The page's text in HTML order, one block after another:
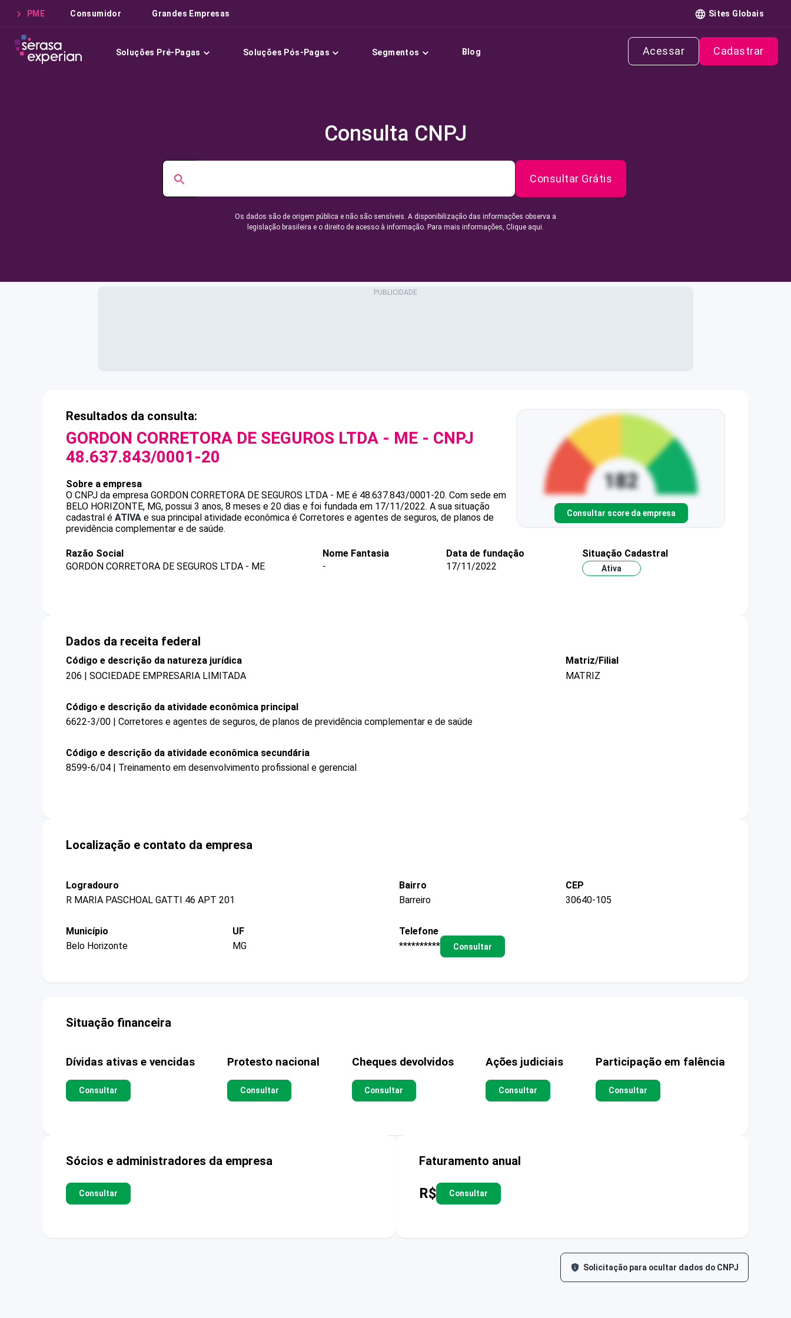
PME Consumidor Grandes Empresas Sites Globais
Soluções Pré-Pagas Soluções Pós-Pagas Segmentos Blog Acessar Cadastrar
Consulta CNPJ
Consultar Grátis
Os dados são de origem pública e não são sensíveis. A disponibilização das informações observa a
legislação brasileira e o direito de acesso à informação. Para mais informações, Clique aqui.
Resultados da consulta:
GORDON CORRETORA DE SEGUROS LTDA - ME - CNPJ
48.637.843/0001-20
Sobre a empresa
O CNPJ da empresa GORDON CORRETORA DE SEGUROS LTDA - ME é 48.637.843/0001-20. Com sede em
BELO HORIZONTE, MG, possui 3 anos, 8 meses e 20 dias e foi fundada em 17/11/2022. A sua situação
cadastral é ATIVA e sua principal atividade econômica é Corretores e agentes de seguros, de planos de
previdência complementar e de saúde.
Consultar score da empresa
Razão Social
GORDON CORRETORA DE SEGUROS LTDA - ME
Nome Fantasia
-
Data de fundação
17/11/2022
Situação Cadastral
Ativa
Dados da receita federal
Código e descrição da natureza jurídica
206 | SOCIEDADE EMPRESARIA LIMITADA
Matriz/Filial
MATRIZ
Código e descrição da atividade econômica principal
6622-3/00 | Corretores e agentes de seguros, de planos de previdência complementar e de saúde
Código e descrição da atividade econômica secundária
8599-6/04 | Treinamento em desenvolvimento profissional e gerencial
Localização e contato da empresa
Logradouro
R MARIA PASCHOAL GATTI 46 APT 201
Bairro
Barreiro
CEP
30640-105
Município
Belo Horizonte
UF
MG
Telefone
**********
Consultar
Situação financeira
Dívidas ativas e vencidas
Consultar
Protesto nacional
Consultar
Cheques devolvidos
Consultar
Ações judiciais
Consultar
Participação em falência
Consultar
Sócios e administradores da empresa
Consultar
Faturamento anual
R$ Consultar
Solicitação para ocultar dados do CNPJ